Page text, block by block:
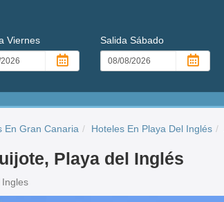
Viernes SalidaSábado
En Gran Canaria Hoteles En Playa Del Inglés
Playa del Inglés